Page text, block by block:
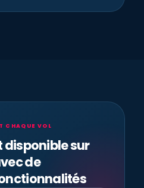
CHAQUE VOL
disponible sur
de